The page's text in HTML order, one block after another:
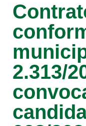
2.313/